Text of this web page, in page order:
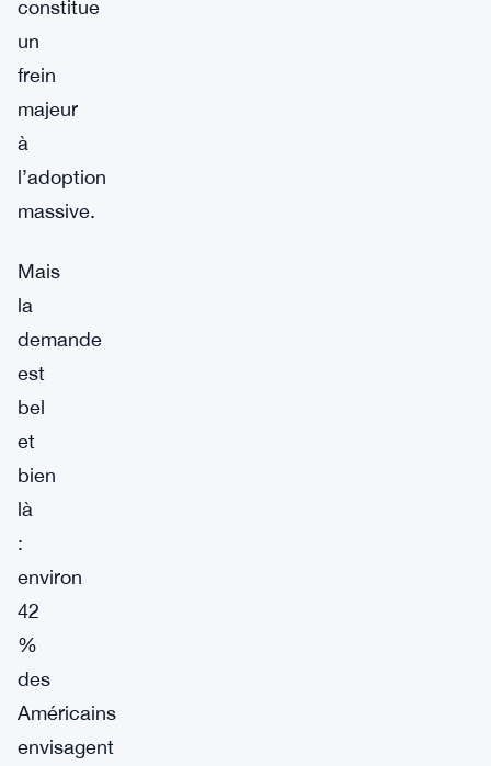
constitue
un
frein
majeur
à
l’adoption
massive.
Mais
la
demande
est
bel
et
bien
là
:
environ
42
%
des
Américains
envisagent